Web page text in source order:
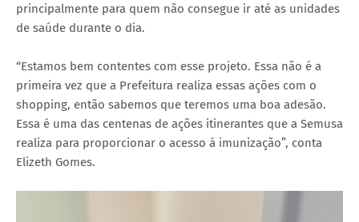
principalmente para quem não consegue ir até as unidades
de saúde durante o dia.
“Estamos bem contentes com esse projeto. Essa não é a
primeira vez que a Prefeitura realiza essas ações com o
shopping, então sabemos que teremos uma boa adesão.
Essa é uma das centenas de ações itinerantes que a Semusa
realiza para proporcionar o acesso à imunização”, conta
Elizeth Gomes.